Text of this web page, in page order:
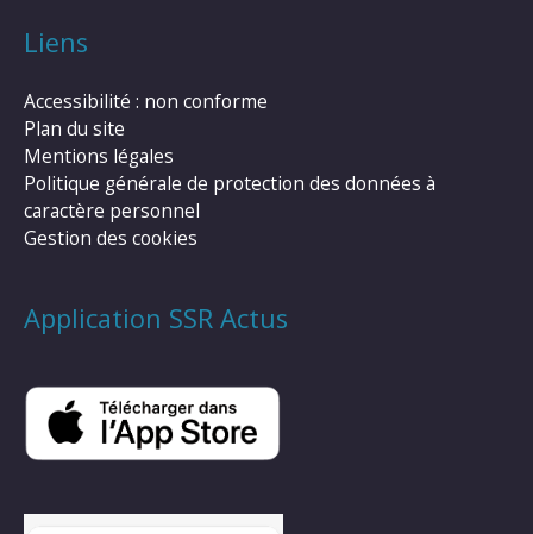
Liens
Accessibilité : non conforme
Plan du site
Mentions légales
Politique générale de protection des données à
caractère personnel
Gestion des cookies
Application SSR Actus